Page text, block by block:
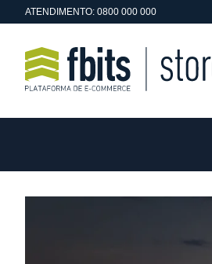
ATENDIMENTO: 0800 000 000